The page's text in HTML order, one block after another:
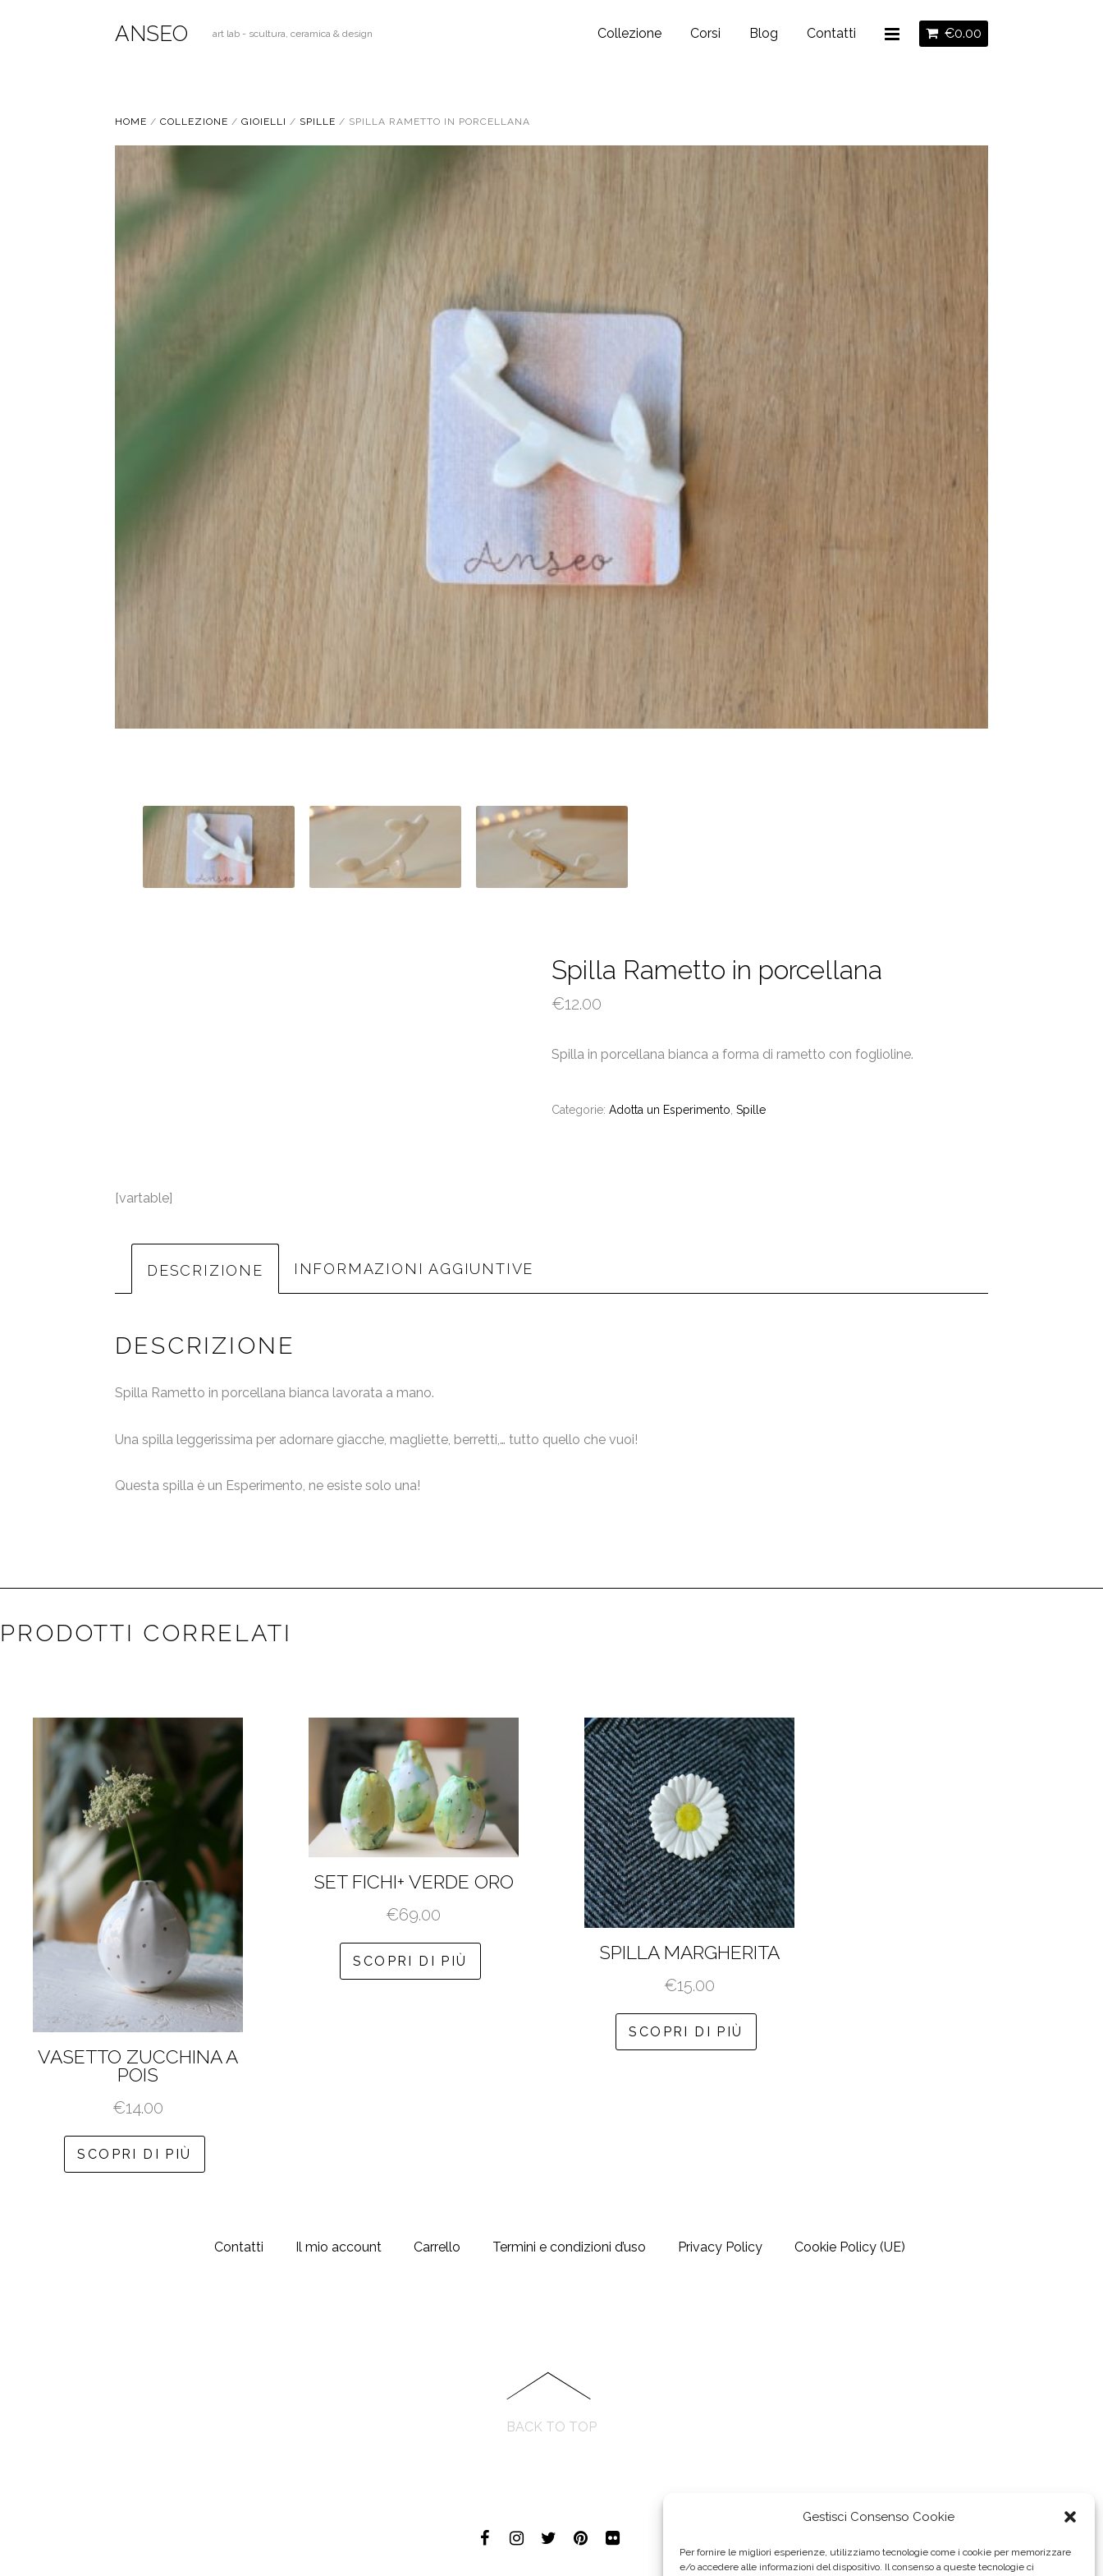
Gestisci Consenso Cookie
Per fornire le migliori esperienze, utilizziamo tecnologie come i cookie per memorizzare
e/o accedere alle informazioni del dispositivo. Il consenso a queste tecnologie ci
ANSEO art lab - scultura, ceramica & design €0.00
Collezione Corsi Blog Contatti
HOME / COLLEZIONE / GIOIELLI / SPILLE / SPILLA RAMETTO IN PORCELLANA
Spilla Rametto in porcellana
€12.00
Spilla in porcellana bianca a forma di rametto con foglioline.
Categorie: Adotta un Esperimento Spille
[vartable]
DESCRIZIONE INFORMAZIONI AGGIUNTIVE
DESCRIZIONE
Spilla Rametto in porcellana bianca lavorata a mano.
Una spilla leggerissima per adornare giacche, magliette, berretti,… tutto quello che vuoi!
Questa spilla è un Esperimento, ne esiste solo una!
PRODOTTI CORRELATI
VASETTO ZUCCHINA A
POIS
€14.00
SCOPRI DI PIÙ
SET FICHI+ VERDE ORO
€69.00
SCOPRI DI PIÙ SPILLA MARGHERITA
€15.00
SCOPRI DI PIÙ
Contatti Il mio account Carrello Termini e condizioni d’uso Privacy Policy Cookie Policy (UE)
BACK TO TOP